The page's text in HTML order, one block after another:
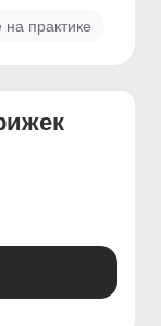
практике